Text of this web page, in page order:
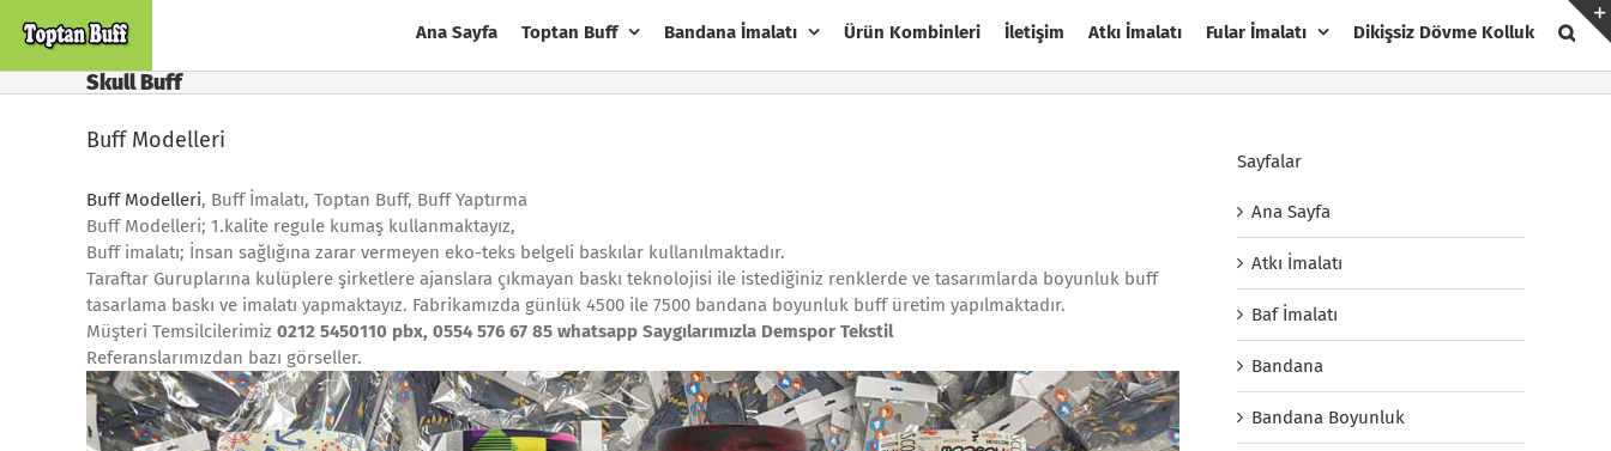
Ana Sayfa Toptan Buff Bandana İmalatı Ürün Kombinleri İletişim Atkı İmalatı Fular İmalatı Dikişsiz Dövme Kolluk
Skull Buff
Buff Modelleri
Buff Modelleri, Buff İmalatı, Toptan Buff, Buff Yaptırma
Buff Modelleri; 1.kalite regule kumaş kullanmaktayız,
Buff imalatı; İnsan sağlığına zarar vermeyen eko-teks belgeli baskılar kullanılmaktadır.
Taraftar Guruplarına kulüplere şirketlere ajanslara çıkmayan baskı teknolojisi ile istediğiniz renklerde ve tasarımlarda boyunluk buff
tasarlama baskı ve imalatı yapmaktayız. Fabrikamızda günlük 4500 ile 7500 bandana boyunluk buff üretim yapılmaktadır.
Müşteri Temsilcilerimiz 0212 5450110 pbx, 0554 576 67 85 whatsapp Saygılarımızla Demspor Tekstil
Referanslarımızdan bazı görseller.
Sayfalar
Ana Sayfa
Atkı İmalatı
Baf İmalatı
Bandana
Bandana Boyunluk